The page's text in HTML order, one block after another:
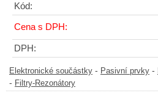
Kód:
Cena s DPH:
DPH:
Elektronické součástky - Pasivní prvky -
- Filtry-Rezonátory